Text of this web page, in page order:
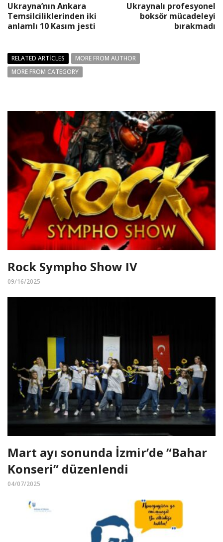
Ukrayna’nın Ankara
Temsilciliklerinden iki
anlamlı 10 Kasım jesti
Ukraynalı profesyonel
boksör mücadeleyi
bırakmadı
RELATED ARTICLES
MORE FROM AUTHOR
MORE FROM CATEGORY
Rock Sympho Show IV
09/16/2025
Mart ayı sonunda İzmir’de “Bahar
Konseri” düzenlendi
04/07/2025